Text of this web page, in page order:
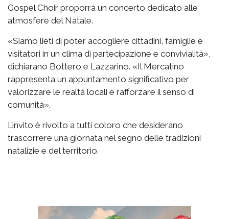
Gospel Choir proporrà un concerto dedicato alle
atmosfere del Natale.
«Siamo lieti di poter accogliere cittadini, famiglie e
visitatori in un clima di partecipazione e convivialità»,
dichiarano Bottero e Lazzarino. «Il Mercatino
rappresenta un appuntamento significativo per
valorizzare le realtà locali e rafforzare il senso di
comunità».
L’invito è rivolto a tutti coloro che desiderano
trascorrere una giornata nel segno delle tradizioni
natalizie e del territorio.